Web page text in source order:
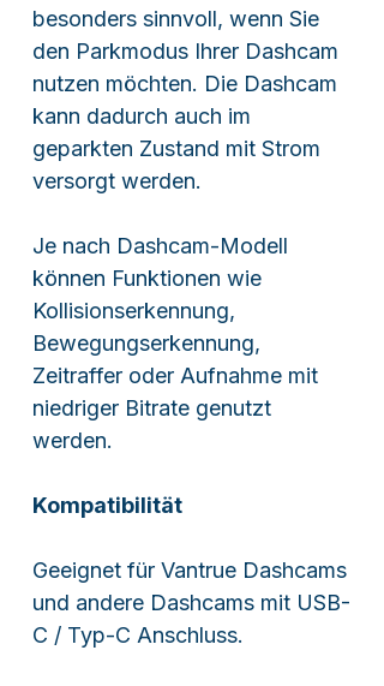
besonders sinnvoll, wenn Sie
den Parkmodus Ihrer Dashcam
nutzen möchten. Die Dashcam
kann dadurch auch im
geparkten Zustand mit Strom
versorgt werden.
Je nach Dashcam-Modell
können Funktionen wie
Kollisionserkennung,
Bewegungserkennung,
Zeitraffer oder Aufnahme mit
niedriger Bitrate genutzt
werden.
Kompatibilität
Geeignet für Vantrue Dashcams
und andere Dashcams mit USB-
C / Typ-C Anschluss.